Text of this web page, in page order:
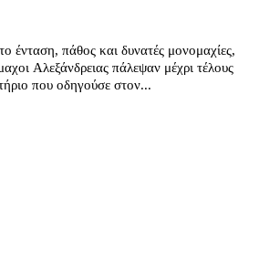
ένταση, πάθος και δυνατές μονομαχίες,
Αλεξάνδρειας πάλεψαν μέχρι τέλους
που οδηγούσε στον...